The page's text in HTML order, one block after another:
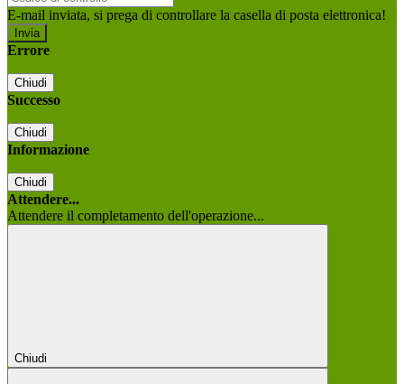
E-mail inviata, si prega di controllare la casella di posta elettronica!
Errore
Chiudi
Successo
Chiudi
Informazione
Chiudi
Attendere...
Attendere il completamento dell'operazione...
Chiudi